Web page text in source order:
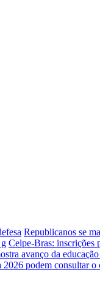
Republicanos se
Celpe-Bras: inscrições
avanço da
podem consultar o